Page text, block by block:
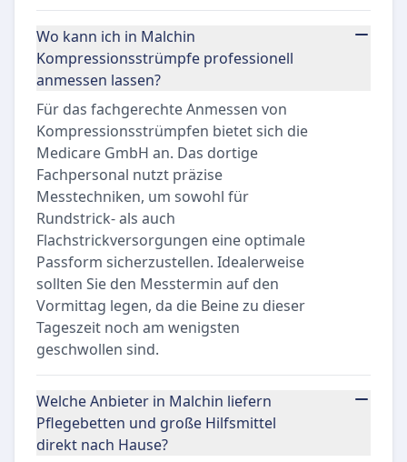
Wo kann ich in Malchin
Kompressionsstrümpfe professionell
anmessen lassen?
Für das fachgerechte Anmessen von
Kompressionsstrümpfen bietet sich die
Medicare GmbH an. Das dortige
Fachpersonal nutzt präzise
Messtechniken, um sowohl für
Rundstrick- als auch
Flachstrickversorgungen eine optimale
Passform sicherzustellen. Idealerweise
sollten Sie den Messtermin auf den
Vormittag legen, da die Beine zu dieser
Tageszeit noch am wenigsten
geschwollen sind.
Welche Anbieter in Malchin liefern
Pflegebetten und große Hilfsmittel
direkt nach Hause?